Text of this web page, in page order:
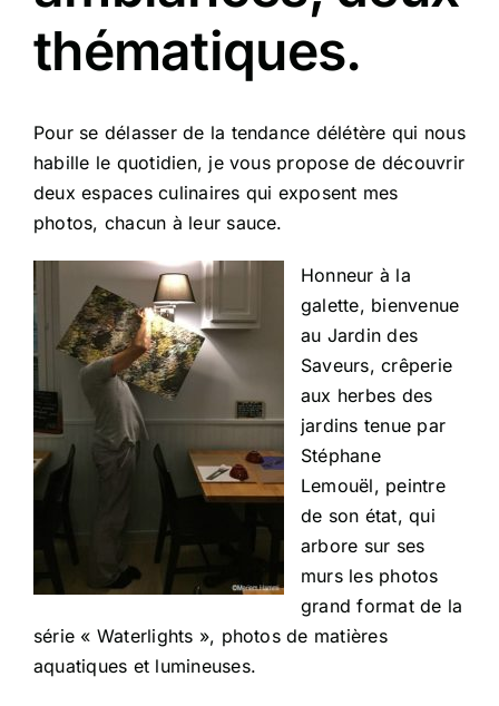
thématiques.
Pour se délasser de la tendance délétère qui nous
habille le quotidien, je vous propose de découvrir
deux espaces culinaires qui exposent mes
photos, chacun à leur sauce.
Honneur à la
galette, bienvenue
au Jardin des
Saveurs, crêperie
aux herbes des
jardins tenue par
Stéphane
Lemouël, peintre
de son état, qui
arbore sur ses
murs les photos
grand format de la
série « Waterlights », photos de matières
aquatiques et lumineuses.